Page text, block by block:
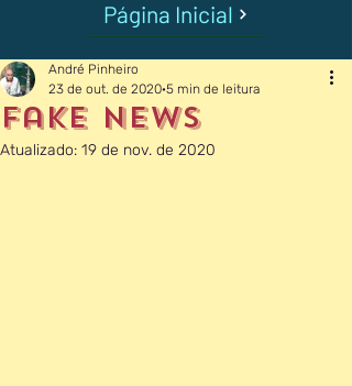
Página Inicial
fake news
André Pinheiro
23 de out. de 2020 5 min de leitura
Atualizado: 19 de nov. de 2020